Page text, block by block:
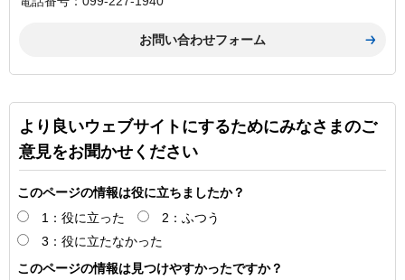
より良いウェブサイトにするためにみなさまのご
意見をお聞かせください
このページの情報は役に立ちましたか？
1：役に立った
2：ふつう
3：役に立たなかった
このページの情報は見つけやすかったですか？